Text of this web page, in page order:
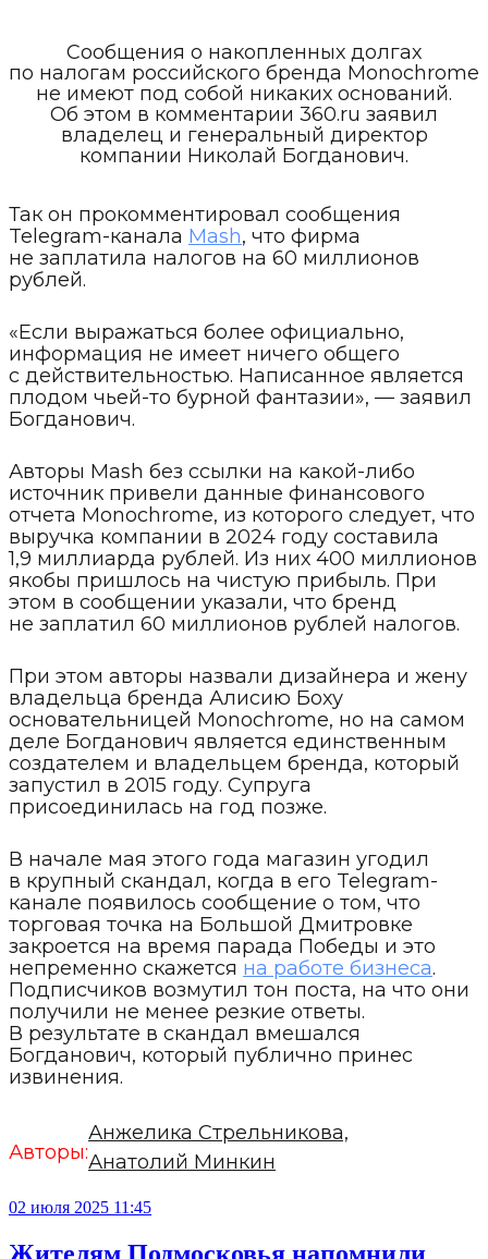
Сообщения о накопленных долгах
по налогам российского бренда Monochrome
не имеют под собой никаких оснований.
Об этом в комментарии 360.ru заявил
владелец и генеральный директор
компании Николай Богданович.
Так он прокомментировал сообщения
Telegram-канала Mash, что фирма
не заплатила налогов на 60 миллионов
рублей.
«Если выражаться более официально,
информация не имеет ничего общего
с действительностью. Написанное является
плодом чьей-то бурной фантазии», — заявил
Богданович.
Авторы Mash без ссылки на какой-либо
источник привели данные финансового
отчета Monochrome, из которого следует, что
выручка компании в 2024 году составила
1,9 миллиарда рублей. Из них 400 миллионов
якобы пришлось на чистую прибыль. При
этом в сообщении указали, что бренд
не заплатил 60 миллионов рублей налогов.
При этом авторы назвали дизайнера и жену
владельца бренда Алисию Боху
основательницей Monochrome, но на самом
деле Богданович является единственным
создателем и владельцем бренда, который
запустил в 2015 году. Супруга
присоединилась на год позже.
В начале мая этого года магазин угодил
в крупный скандал, когда в его Telegram-
канале появилось сообщение о том, что
торговая точка на Большой Дмитровке
закроется на время парада Победы и это
непременно скажется на работе бизнеса.
Подписчиков возмутил тон поста, на что они
получили не менее резкие ответы.
В результате в скандал вмешался
Богданович, который публично принес
извинения.
Авторы:
Анжелика Стрельникова,
Анатолий Минкин
02 июля 2025 11:45
Жителям Подмосковья напомнили